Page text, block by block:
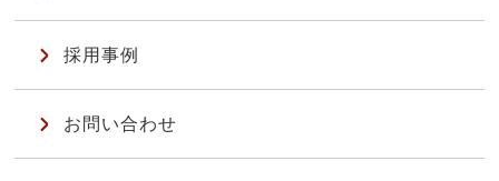
採用事例
お問い合わせ